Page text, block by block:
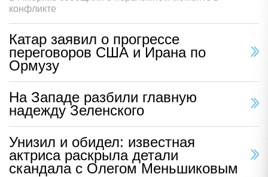
конфликте
Катар заявил о прогрессе
переговоров США и Ирана по
Ормузу
На Западе разбили главную
надежду Зеленского
Унизил и обидел: известная
актриса раскрыла детали
скандала с Олегом Меньшиковым